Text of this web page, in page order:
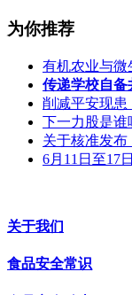
为你推荐
有机农业与微
传递学校自备
削减平安现患
下一力股是谁
关于核准发布
6月11日至17
关于我们
食品安全常识